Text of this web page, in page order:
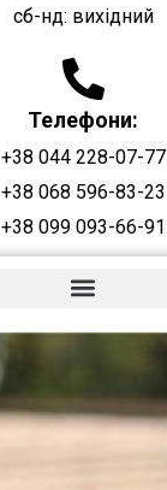
сб-нд: вихідний
Телефони:
+38 044 228-07-77
+38 068 596-83-23
+38 099 093-66-91